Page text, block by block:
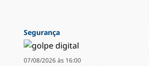
Segurança
07/08/2026 às 16:00